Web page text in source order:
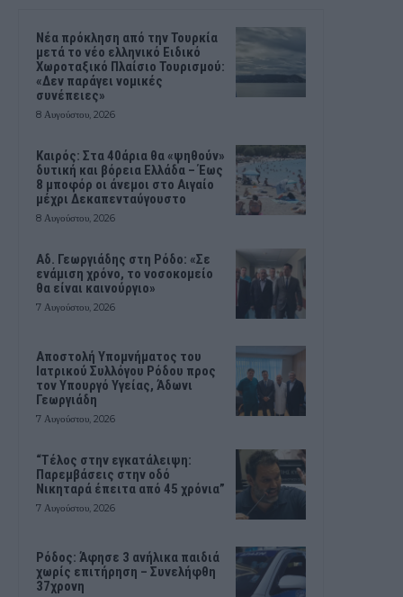
Νέα πρόκληση από την Τουρκία
μετά το νέο ελληνικό Ειδικό
Χωροταξικό Πλαίσιο Τουρισμού:
«Δεν παράγει νομικές
συνέπειες»
8 Αυγούστου, 2026
Καιρός: Στα 40άρια θα «ψηθούν»
δυτική και βόρεια Ελλάδα – Έως
8 μποφόρ οι άνεμοι στο Αιγαίο
μέχρι Δεκαπενταύγουστο
8 Αυγούστου, 2026
Αδ. Γεωργιάδης στη Ρόδο: «Σε
ενάμιση χρόνο, το νοσοκομείο
θα είναι καινούργιο»
7 Αυγούστου, 2026
Αποστολή Υπομνήματος του
Ιατρικού Συλλόγου Ρόδου προς
τον Υπουργό Υγείας, Άδωνι
Γεωργιάδη
7 Αυγούστου, 2026
“Τέλος στην εγκατάλειψη:
Παρεμβάσεις στην οδό
Νικηταρά έπειτα από 45 χρόνια”
7 Αυγούστου, 2026
Ρόδος: Άφησε 3 ανήλικα παιδιά
χωρίς επιτήρηση – Συνελήφθη
37χρονη